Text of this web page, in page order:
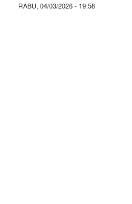
RABU, 04/03/2026 - 19:58